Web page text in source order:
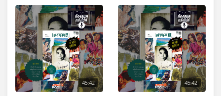
45:42 45:42